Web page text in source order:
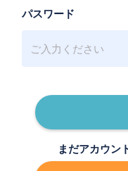
パスワード
まだアカウン